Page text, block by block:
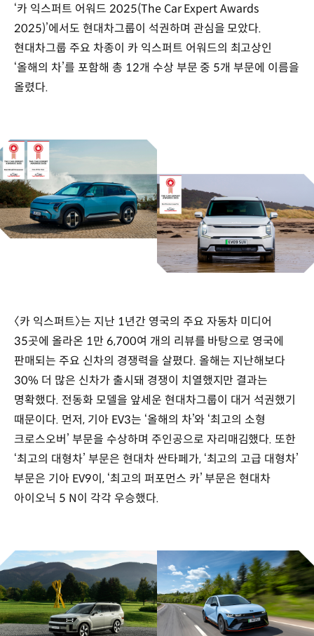
‘카 익스퍼트 어워드 2025(The Car Expert Awards
2025)’에서도 현대차그룹이 석권하며 관심을 모았다.
현대차그룹 주요 차종이 카 익스퍼트 어워드의 최고상인
‘올해의 차’를 포함해 총 12개 수상 부문 중 5개 부문에 이름을
올렸다.
〈카 익스퍼트〉는 지난 1년간 영국의 주요 자동차 미디어
35곳에 올라온 1만 6,700여 개의 리뷰를 바탕으로 영국에
판매되는 주요 신차의 경쟁력을 살폈다. 올해는 지난해보다
30% 더 많은 신차가 출시돼 경쟁이 치열했지만 결과는
명확했다. 전동화 모델을 앞세운 현대차그룹이 대거 석권했기
때문이다. 먼저, 기아 EV3는 ‘올해의 차’와 ‘최고의 소형
크로스오버’ 부문을 수상하며 주인공으로 자리매김했다. 또한
‘최고의 대형차’ 부문은 현대차 싼타페가, ‘최고의 고급 대형차’
부문은 기아 EV9이, ‘최고의 퍼포먼스 카’ 부문은 현대차
아이오닉 5 N이 각각 우승했다.